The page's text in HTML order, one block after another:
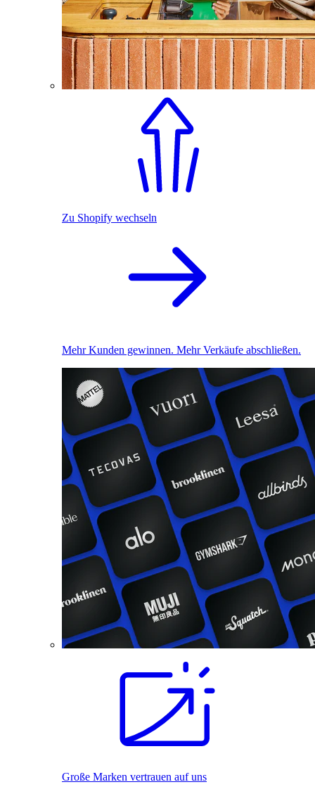
Zu Shopify wechseln
Mehr Kunden gewinnen. Mehr Verkäufe abschließen.
Große Marken vertrauen auf uns